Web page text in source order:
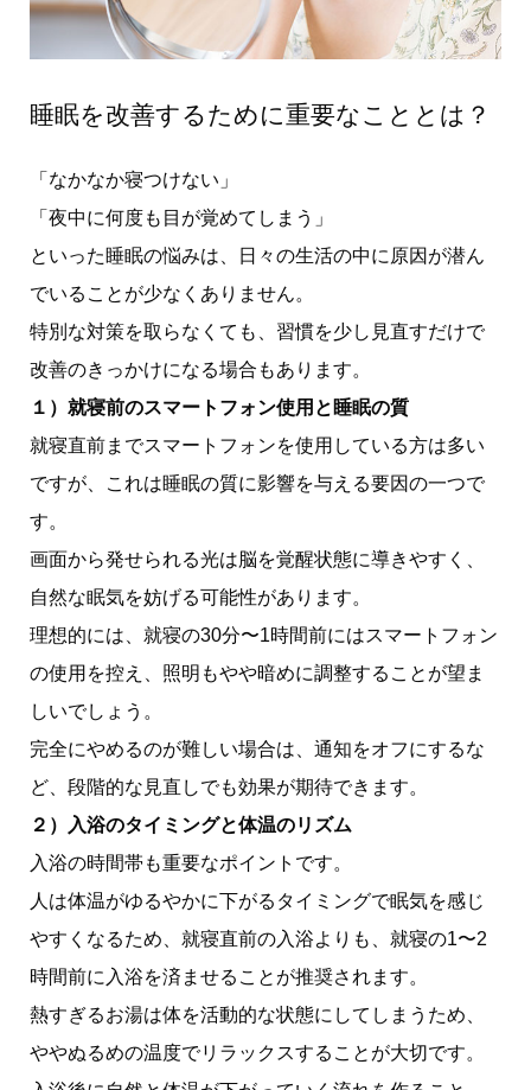
睡眠を改善するために重要なこととは？
「なかなか寝つけない」
「夜中に何度も目が覚めてしまう」
といった睡眠の悩みは、日々の生活の中に原因が潜ん
でいることが少なくありません。
特別な対策を取らなくても、習慣を少し見直すだけで
改善のきっかけになる場合もあります。
１）就寝前のスマートフォン使用と睡眠の質
就寝直前までスマートフォンを使用している方は多い
ですが、これは睡眠の質に影響を与える要因の一つで
す。
画面から発せられる光は脳を覚醒状態に導きやすく、
自然な眠気を妨げる可能性があります。
理想的には、就寝の30分〜1時間前にはスマートフォン
の使用を控え、照明もやや暗めに調整することが望ま
しいでしょう。
完全にやめるのが難しい場合は、通知をオフにするな
ど、段階的な見直しでも効果が期待できます。
２）入浴のタイミングと体温のリズム
入浴の時間帯も重要なポイントです。
人は体温がゆるやかに下がるタイミングで眠気を感じ
やすくなるため、就寝直前の入浴よりも、就寝の1〜2
時間前に入浴を済ませることが推奨されます。
熱すぎるお湯は体を活動的な状態にしてしまうため、
ややぬるめの温度でリラックスすることが大切です。